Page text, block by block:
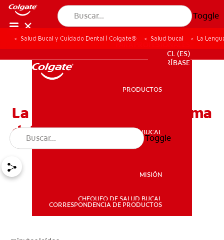
Toggle
SALUD BUCAL
PARA PROFESIONALES
CL (ES)
SUSCRÍBASE
PRODUCTOS
SALUD BUCAL
MISIÓN
CHEQUEO DE SALUD BUCAL
CORRESPONDENCIA DE PRODUCTOS
Toggle
Salud Bucal y Cuidado Dental | Colgate® Salud bucal La
La Lengua Blanca: el enigma
del mal aliento